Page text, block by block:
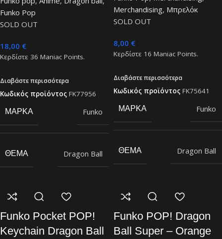
Funko Pop
SOLD OUT
18,00 €
Κερδίστε 36 Maniac Points.
Διαβάστε περισσότερα
Κωδικός προϊόντος FK77956
ΜΆΡΚΑ Funko
ΘΈΜΑ Dragon Ball
Merchandising, Μπρελόκ
SOLD OUT
8,00 €
Κερδίστε 16 Maniac Points.
Διαβάστε περισσότερα
Κωδικός προϊόντος FK75641
ΜΆΡΚΑ Funko
ΘΈΜΑ Dragon Ball
Funko Pocket POP!
Keychain Dragon Ball
Funko POP! Dragon
Ball Super – Orange